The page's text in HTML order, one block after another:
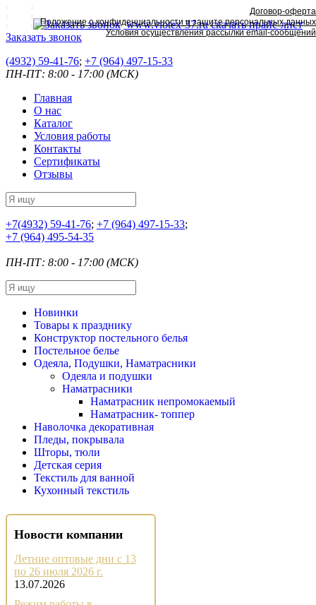
www.viotex-37.ruскачать прайс-лист
Заказать звонок
(4932) 59-41-76; +7 (964) 497-15-33
ПН-ПТ: 8:00 - 17:00 (МСК)
Главная
О нас
Каталог
Условия работы
Контакты
Сертификаты
Отзывы
+7(4932) 59-41-76; +7 (964) 497-15-33;
+7 (964) 495-54-35
ПН-ПТ: 8:00 - 17:00 (МСК)
Новинки
Товары к празднику
Конструктор постельного белья
Постельное белье
Одеяла, Подушки, Наматрасники
Одеяла и подушки
Наматрасники
Наматрасник непромокаемый
Наматрасник- топпер
Наволочка декоративная
Пледы, покрывала
Шторы, тюли
Детская серия
Текстиль для ванной
Кухонный текстиль
Новости компании
Летние оптовые дни с 13
по 26 июля 2026 г.
13.07.2026
Договор-оферта
Положение о конфиденциальности и защите персональных данных
Условия осуществления рассылки email-сообщений